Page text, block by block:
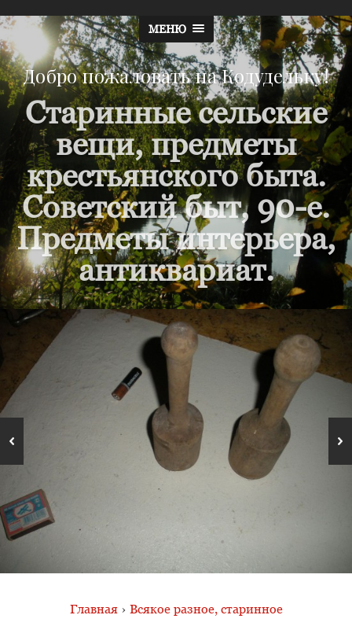
МЕНЮ
Добро пожаловать на Кодудельку!
Старинные сельские
вещи, предметы
крестьянского быта.
Советский быт, 90-е.
Предметы интерьера,
антиквариат.
Главная › Всякое разное, старинное